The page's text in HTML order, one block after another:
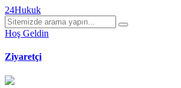
24Hukuk
Hoş Geldin
Ziyaretçi